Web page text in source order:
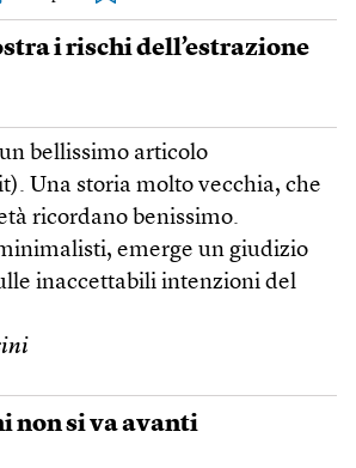
i rischi dell’estrazione
bellissimo articolo
Una storia molto vecchia, che
ricordano benissimo.
emerge un giudizio
inaccettabili intenzioni del
non si va avanti